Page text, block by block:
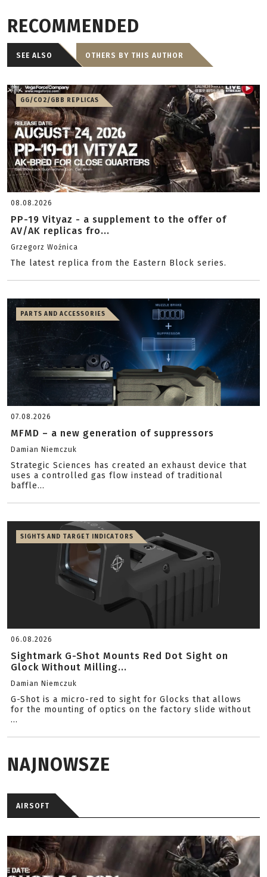
RECOMMENDED
SEE ALSO OTHERS BY THIS AUTHOR
GG/CO2/GBB REPLICAS
08.08.2026
PP-19 Vityaz - a supplement to the offer of
AV/AK replicas fro...
Grzegorz Woźnica
The latest replica from the Eastern Block series.
PARTS AND ACCESSORIES
07.08.2026
MFMD – a new generation of suppressors
Damian Niemczuk
Strategic Sciences has created an exhaust device that
uses a controlled gas flow instead of traditional
baffle...
SIGHTS AND TARGET INDICATORS
06.08.2026
Sightmark G-Shot Mounts Red Dot Sight on
Glock Without Milling...
Damian Niemczuk
G-Shot is a micro-red to sight for Glocks that allows
for the mounting of optics on the factory slide without
...
NAJNOWSZE
AIRSOFT